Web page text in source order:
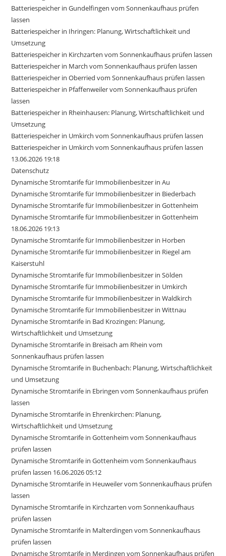
Batteriespeicher in Gundelfingen vom Sonnenkaufhaus prüfen
lassen
Batteriespeicher in Ihringen: Planung, Wirtschaftlichkeit und
Umsetzung
Batteriespeicher in Kirchzarten vom Sonnenkaufhaus prüfen lassen
Batteriespeicher in March vom Sonnenkaufhaus prüfen lassen
Batteriespeicher in Oberried vom Sonnenkaufhaus prüfen lassen
Batteriespeicher in Pfaffenweiler vom Sonnenkaufhaus prüfen
lassen
Batteriespeicher in Rheinhausen: Planung, Wirtschaftlichkeit und
Umsetzung
Batteriespeicher in Umkirch vom Sonnenkaufhaus prüfen lassen
Batteriespeicher in Umkirch vom Sonnenkaufhaus prüfen lassen
13.06.2026 19:18
Datenschutz
Dynamische Stromtarife für Immobilienbesitzer in Au
Dynamische Stromtarife für Immobilienbesitzer in Biederbach
Dynamische Stromtarife für Immobilienbesitzer in Gottenheim
Dynamische Stromtarife für Immobilienbesitzer in Gottenheim
18.06.2026 19:13
Dynamische Stromtarife für Immobilienbesitzer in Horben
Dynamische Stromtarife für Immobilienbesitzer in Riegel am
Kaiserstuhl
Dynamische Stromtarife für Immobilienbesitzer in Sölden
Dynamische Stromtarife für Immobilienbesitzer in Umkirch
Dynamische Stromtarife für Immobilienbesitzer in Waldkirch
Dynamische Stromtarife für Immobilienbesitzer in Wittnau
Dynamische Stromtarife in Bad Krozingen: Planung,
Wirtschaftlichkeit und Umsetzung
Dynamische Stromtarife in Breisach am Rhein vom
Sonnenkaufhaus prüfen lassen
Dynamische Stromtarife in Buchenbach: Planung, Wirtschaftlichkeit
und Umsetzung
Dynamische Stromtarife in Ebringen vom Sonnenkaufhaus prüfen
lassen
Dynamische Stromtarife in Ehrenkirchen: Planung,
Wirtschaftlichkeit und Umsetzung
Dynamische Stromtarife in Gottenheim vom Sonnenkaufhaus
prüfen lassen
Dynamische Stromtarife in Gottenheim vom Sonnenkaufhaus
prüfen lassen 16.06.2026 05:12
Dynamische Stromtarife in Heuweiler vom Sonnenkaufhaus prüfen
lassen
Dynamische Stromtarife in Kirchzarten vom Sonnenkaufhaus
prüfen lassen
Dynamische Stromtarife in Malterdingen vom Sonnenkaufhaus
prüfen lassen
Dynamische Stromtarife in Merdingen vom Sonnenkaufhaus prüfen